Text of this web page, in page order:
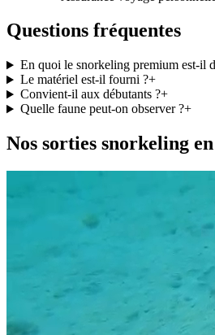
Questions fréquentes
En quoi le snorkeling premium est-il
Le matériel est-il fourni ?+
Convient-il aux débutants ?+
Quelle faune peut-on observer ?+
Nos sorties snorkeling